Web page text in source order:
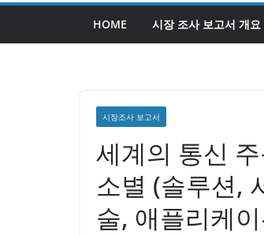
기
HOME 시장 조사 보고서 개요
시장조사 보고서
세계의 통신
소별 (솔루션,
술, 애플리케